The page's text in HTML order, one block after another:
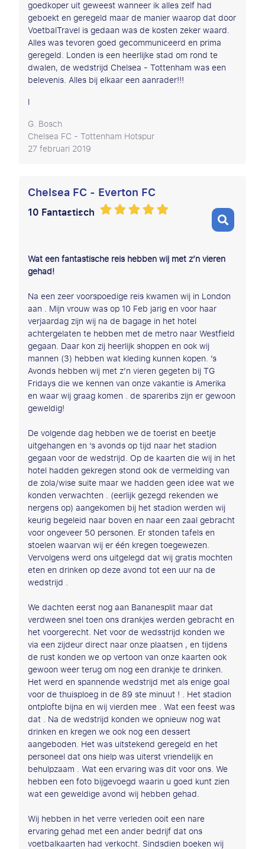
goedkoper uit geweest wanneer ik alles zelf had
geboekt en geregeld maar de manier waarop dat door
VoetbalTravel is gedaan was de kosten zeker waard.
Alles was tevoren goed gecommuniceerd en prima
geregeld. Londen is een heerlijke stad om rond te
dwalen, de wedstrijd Chelsea - Tottenham was een
belevenis. Alles bij elkaar een aanrader!!!
I
G. Bosch
Chelsea FC - Tottenham Hotspur
27 februari 2019
Chelsea FC - Everton FC
10 Fantastisch
Wat een fantastische reis hebben wij met z’n vieren
gehad!
Na een zeer voorspoedige reis kwamen wij in London
aan . Mijn vrouw was op 10 Feb jarig en voor haar
verjaardag zijn wij na de bagage in het hotel
achtergelaten te hebben met de metro naar Westfield
gegaan. Daar kon zij heerlijk shoppen en ook wij
mannen (3) hebben wat kleding kunnen kopen. ’s
Avonds hebben wij met z’n vieren gegeten bij TG
Fridays die we kennen van onze vakantie is Amerika
en waar wij graag komen . de spareribs zijn er gewoon
geweldig!
De volgende dag hebben we de toerist en beetje
uitgehangen en ‘s avonds op tijd naar het stadion
gegaan voor de wedstrijd. Op de kaarten die wij in het
hotel hadden gekregen stond ook de vermelding van
de zola/wise suite maar we hadden geen idee wat we
konden verwachten . (eerlijk gezegd rekenden we
nergens op) aangekomen bij het stadion werden wij
keurig begeleid naar boven en naar een zaal gebracht
voor ongeveer 50 personen. Er stonden tafels en
stoelen waarvan wij er één kregen toegewezen.
Vervolgens werd ons uitgelegd dat wij gratis mochten
eten en drinken op deze avond tot een uur na de
wedstrijd .
We dachten eerst nog aan Bananesplit maar dat
verdween snel toen ons drankjes werden gebracht en
het voorgerecht. Net voor de wedsstrijd konden we
via een zijdeur direct naar onze plaatsen , en tijdens
de rust konden we op vertoon van onze kaarten ook
gewoon weer terug om nog een drankje te drinken.
Het werd en spannende wedstrijd met als enige goal
voor de thuisploeg in de 89 ste minuut ! . Het stadion
ontplofte bijna en wij vierden mee . Wat een feest was
dat . Na de wedstrijd konden we opnieuw nog wat
drinken en kregen we ook nog een dessert
aangeboden. Het was uitstekend geregeld en het
personeel dat ons hielp was uiterst vriendelijk en
behulpzaam . Wat een ervaring was dit voor ons. We
hebben een foto bijgevoegd waarin u goed kunt zien
wat een geweldige avond wij hebben gehad.
Wij hebben in het verre verleden ooit een nare
ervaring gehad met een ander bedrijf dat ons
voetbalkaarten had verkocht. Sindsdien boeken wij